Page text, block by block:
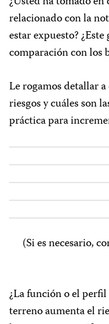
relacionado con la
estar expuesto?
comparación con los
Le rogamos detallar
riesgos y cuáles son
práctica para
(Si es necesario,
¿La función o el
terreno aumenta el